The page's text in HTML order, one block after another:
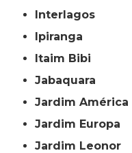
Interlagos
Ipiranga
Itaim Bibi
Jabaquara
Jardim América
Jardim Europa
Jardim Leonor